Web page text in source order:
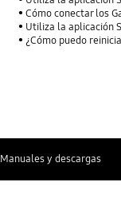
Cómo conectar los
Utiliza la aplicación
¿Cómo puedo
Manuales y descargas